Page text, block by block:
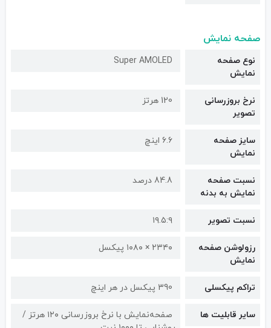
صفحه نمایش
نوع صفحه
نمایش
Super AMOLED
نرخ بروزرسانی
تصویر
120 هرتز
سایز صفحه
نمایش
6.6 اینچ
نسبت صفحه
نمایش به بدنه
84.8 درصد
نسبت تصویر ۱۹.۵:۹
رزولوشن صفحه
نمایش
۲۳۴۰ × ۱۰۸۰ پیکسل
تراکم پیکسلی 390 پیکسل در هر اینچ
سایر قابلیت ها
صفحه‌نمایش با نرخ بروزرسانی ۱۲۰ هرتز /